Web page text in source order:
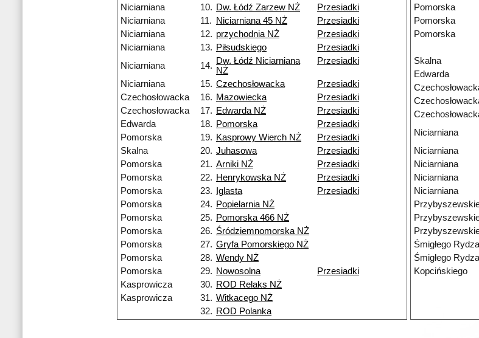
Niciarniana
10. Dw. Łódź Zarzew NŻ
Przesiadki
Niciarniana
11. Niciarniana 45 NŻ
Przesiadki
Niciarniana
12. przychodnia NŻ
Przesiadki
Niciarniana
13. Piłsudskiego
Przesiadki
Niciarniana
14. Dw. Łódź Niciarniana
NŻ
Przesiadki
Niciarniana 15. Czechosłowacka
Przesiadki
Czechosłowacka
16. Mazowiecka
Przesiadki
Czechosłowacka
17. Edwarda NŻ
Przesiadki
Edwarda
18. Pomorska
Przesiadki
Pomorska
19. Kasprowy Wierch NŻ
Przesiadki
Skalna
20. Juhasowa
Przesiadki
Pomorska
21. Arniki NŻ
Przesiadki
Pomorska
22. Henrykowska NŻ
Przesiadki
Pomorska
23. Iglasta
Przesiadki
Pomorska
24. Popielarnia NŻ
Pomorska
25. Pomorska 466 NŻ
Pomorska
26. Śródziemnomorska NŻ
Pomorska
27. Gryfa Pomorskiego NŻ
Pomorska
28. Wendy NŻ
Pomorska
29. Nowosolna
Przesiadki
Kasprowicza
30. ROD Relaks NŻ
Kasprowicza
31. Witkacego NŻ
32. ROD Polanka
Pomorska
Pomorska
Pomorska
Skalna
Edwarda
Niciarniana
Niciarniana
Niciarniana
Niciarniana
Niciarniana
Śmigłego Rydza
Śmigłego Rydza
Kopcińskiego